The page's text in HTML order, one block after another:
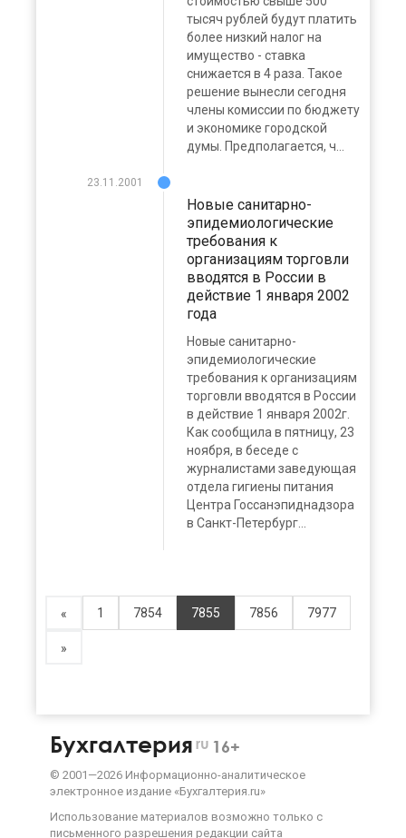
тысяч рублей будут платить
более низкий налог на
имущество - ставка
снижается в 4 раза. Такое
решение вынесли сегодня
члены комиссии по бюджету
и экономике городской
думы. Предполагается, ч...
23.11.2001
Новые санитарно-
эпидемиологические
требования к
организациям торговли
вводятся в России в
действие 1 января 2002
года
Новые санитарно-
эпидемиологические
требования к организациям
торговли вводятся в России
в действие 1 января 2002г.
Как сообщила в пятницу, 23
ноября, в беседе с
журналистами заведующая
отдела гигиены питания
Центра Госсанэпиднадзора
в Санкт-Петербург...
« 1 7854 7855 7856 7977
»
Бухгалтерия ru 16+
© 2001—2026 Информационно-аналитическое
электронное издание «Бухгалтерия.ru»
Использование материалов возможно только с
письменного разрешения редакции сайта